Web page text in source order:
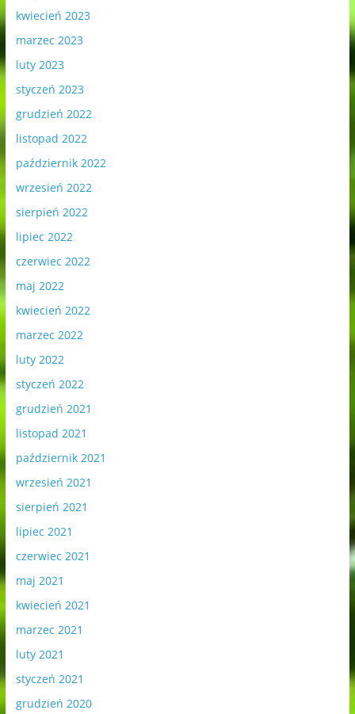
kwiecień 2023
marzec 2023
luty 2023
styczeń 2023
grudzień 2022
listopad 2022
październik 2022
wrzesień 2022
sierpień 2022
lipiec 2022
czerwiec 2022
maj 2022
kwiecień 2022
marzec 2022
luty 2022
styczeń 2022
grudzień 2021
listopad 2021
październik 2021
wrzesień 2021
sierpień 2021
lipiec 2021
czerwiec 2021
maj 2021
kwiecień 2021
marzec 2021
luty 2021
styczeń 2021
grudzień 2020